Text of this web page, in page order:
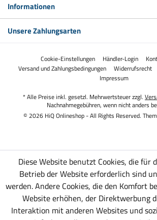
Informationen
Unsere Zahlungsarten
Cookie-Einstellungen Händler-Login
Versand und Zahlungsbedingungen
Widerrufsrecht
Impressum
* Alle Preise inkl. gesetzl. Mehrwertsteuer zzgl.
Nachnahmegebühren, wenn nicht anders
© 2026 HiQ Onlineshop - All Rights Reserved.
Diese Website benutzt Cookies, die für
Betrieb der Website erforderlich sind
werden. Andere Cookies, die den Komfort
Website erhöhen, der Direktwerbung
Interaktion mit anderen Websites und